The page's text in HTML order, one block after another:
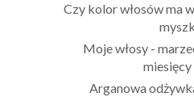
Czy kolor włosów ma
Moje włosy -
miesięcy
Arganowa